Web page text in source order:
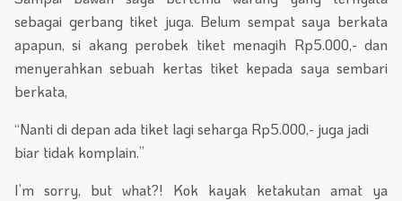
sebagai gerbang tiket juga. Belum sempat saya berkata
apapun, si akang perobek tiket menagih Rp5.000,- dan
menyerahkan sebuah kertas tiket kepada saya sembari
berkata,
“Nanti di depan ada tiket lagi seharga Rp5.000,- juga jadi
biar tidak komplain.”
I’m sorry, but what?! Kok kayak ketakutan amat ya